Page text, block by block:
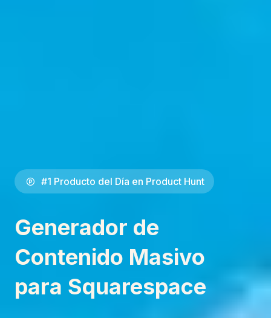
#1 Producto del Día en Product Hunt
Generador de
Contenido Masivo
para Squarespace